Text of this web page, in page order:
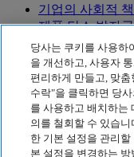
기업의 사회적
제품 탄소 발자국
Project Humanity
Earthion
개인정보 처리방침
Cookie 정책
법적 고지 사항
추가 법적 정보
접근성 정책
당사는 쿠키를 사용하
을 개선하고, 사용자
편리하게 만들고, 맞
수락"을 클릭하면 당
를 사용하고 배치하는
의를 철회할 수 있습니
한 기본 설정을 관리
본 설정을 변경하는